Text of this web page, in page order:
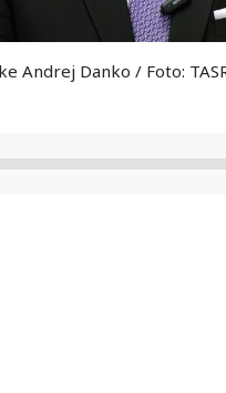
Andrej Danko / Foto: